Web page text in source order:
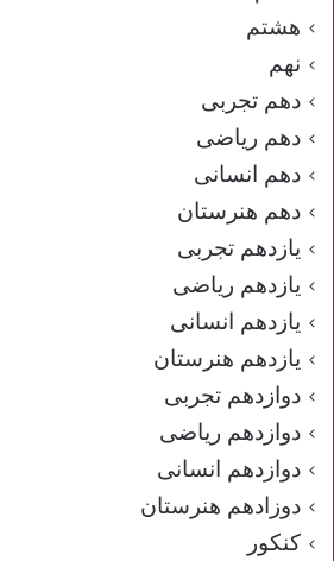
هشتم
نهم
دهم تجربی
دهم ریاضی
دهم انسانی
دهم هنرستان
یازدهم تجربی
یازدهم ریاضی
یازدهم انسانی
یازدهم هنرستان
دوازدهم تجربی
دوازدهم ریاضی
دوازدهم انسانی
دوزادهم هنرستان
کنکور